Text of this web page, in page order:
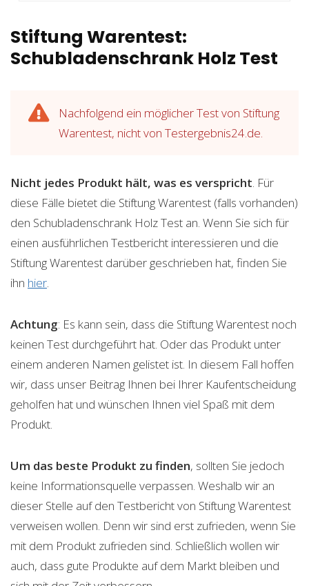
Stiftung Warentest:
Schubladenschrank Holz Test
Nachfolgend ein möglicher Test von Stiftung
Warentest, nicht von Testergebnis24.de.
Nicht jedes Produkt hält, was es verspricht. Für
diese Fälle bietet die Stiftung Warentest (falls vorhanden)
den Schubladenschrank Holz Test an. Wenn Sie sich für
einen ausführlichen Testbericht interessieren und die
Stiftung Warentest darüber geschrieben hat, finden Sie
ihn hier.
Achtung: Es kann sein, dass die Stiftung Warentest noch
keinen Test durchgeführt hat. Oder das Produkt unter
einem anderen Namen gelistet ist. In diesem Fall hoffen
wir, dass unser Beitrag Ihnen bei Ihrer Kaufentscheidung
geholfen hat und wünschen Ihnen viel Spaß mit dem
Produkt.
Um das beste Produkt zu finden, sollten Sie jedoch
keine Informationsquelle verpassen. Weshalb wir an
dieser Stelle auf den Testbericht von Stiftung Warentest
verweisen wollen. Denn wir sind erst zufrieden, wenn Sie
mit dem Produkt zufrieden sind. Schließlich wollen wir
auch, dass gute Produkte auf dem Markt bleiben und